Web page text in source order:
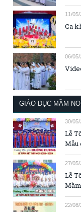
11/
Ca
06/05/
GIÁO DỤC MẦM
30/05/
Lễ
Mẫu
27/
Lễ
22/